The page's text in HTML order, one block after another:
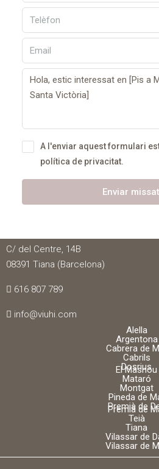
A l'enviar aquest formulari
política de privacitat.
Enviar
C/ del Centre, 14B
08391 Tiana (Barcelona)
616 807 789
info@viuhi.com
Alella
Argentona
Cabrera de
Cabrils
Dosrius
El Masnou
Mataró
Montgat
Pineda de
Premià de
Premià de
Teià
Tiana
Vilassar de
Vilassar de